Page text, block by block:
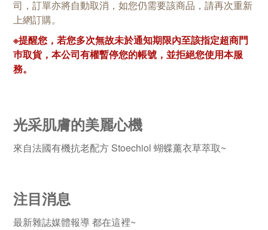
司，訂單亦將自動取消，如您仍需要該商品，請再次重新
上網訂購。
※提醒您，若您多次無故未於通知期限內至該指定超商門
巿取貨，本公司有權暫停您的帳號，並拒絕您使用本服
務。
光采肌膚的美麗心機
來自法國有機抗老配方 Stoechiol 蝴蝶薰衣草萃取~
注目消息
最新雜誌媒體報導 都在這裡~